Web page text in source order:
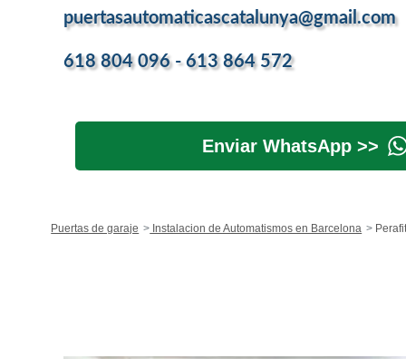
puertasautomaticascatalunya@gmail.com
618 804 096 - 613 864 572
Enviar WhatsApp >>
Puertas de garaje Instalacion de Automatismos en Barcelona